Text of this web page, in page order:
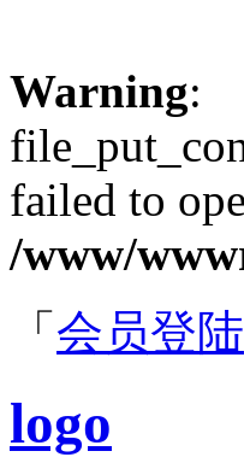
Warning:
failed to
/www/
「 会员登陆
logo